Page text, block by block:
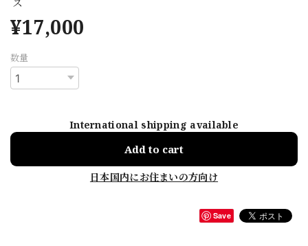
¥17,000
数量
International shipping available
Add to cart
日本国内にお住まいの方向け
Save